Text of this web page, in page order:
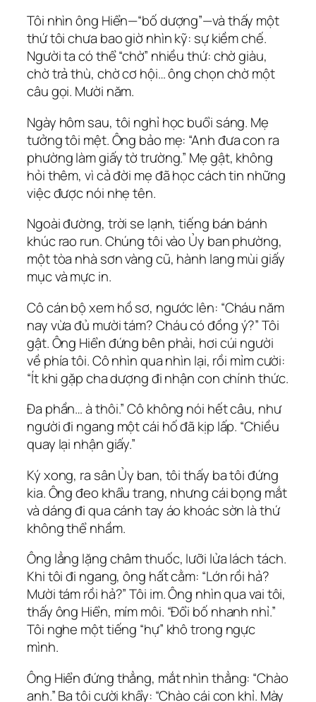
Tôi nhìn ông Hiển—“bố dượng”—và thấy một
thứ tôi chưa bao giờ nhìn kỹ: sự kiềm chế.
Người ta có thể “chờ” nhiều thứ: chờ giàu,
chờ trả thù, chờ cơ hội… ông chọn chờ một
câu gọi. Mười năm.
Ngày hôm sau, tôi nghỉ học buổi sáng. Mẹ
tưởng tôi mệt. Ông bảo mẹ: “Anh đưa con ra
phường làm giấy tờ trường.” Mẹ gật, không
hỏi thêm, vì cả đời mẹ đã học cách tin những
việc được nói nhẹ tên.
Ngoài đường, trời se lạnh, tiếng bán bánh
khúc rao run. Chúng tôi vào Ủy ban phường,
một tòa nhà sơn vàng cũ, hành lang mùi giấy
mục và mực in.
Cô cán bộ xem hồ sơ, ngước lên: “Cháu năm
nay vừa đủ mười tám? Cháu có đồng ý?” Tôi
gật. Ông Hiển đứng bên phải, hơi cúi người
về phía tôi. Cô nhìn qua nhìn lại, rồi mỉm cười:
“Ít khi gặp cha dượng đi nhận con chính thức.
Đa phần… à thôi.” Cô không nói hết câu, như
người đi ngang một cái hố đã kịp lấp. “Chiều
quay lại nhận giấy.”
Ký xong, ra sân Ủy ban, tôi thấy ba tôi đứng
kia. Ông đeo khẩu trang, nhưng cái bọng mắt
và dáng đi qua cánh tay áo khoác sờn là thứ
không thể nhầm.
Ông lẳng lặng châm thuốc, lưỡi lửa lách tách.
Khi tôi đi ngang, ông hất cằm: “Lớn rồi hả?
Mười tám rồi hả?” Tôi im. Ông nhìn qua vai tôi,
thấy ông Hiển, mím môi. “Đổi bố nhanh nhỉ.”
Tôi nghe một tiếng “hự” khô trong ngực
mình.
Ông Hiển đứng thẳng, mắt nhìn thẳng: “Chào
anh.” Ba tôi cười khẩy: “Chào cái con khỉ. Mày